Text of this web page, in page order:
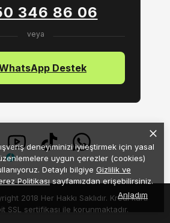
deneyiminizi iyileştirmek için yasal
uygun çerezler (cookies)
Detaylı bilgiye Gizlilik ve
Politikası sayfamızdan erişebilirsiniz.
Anladım
346 86 06
Destek
2018 Her Hakkı Saklıdır. Kredi kartı
SSL sertifikası ile korunmaktadır.